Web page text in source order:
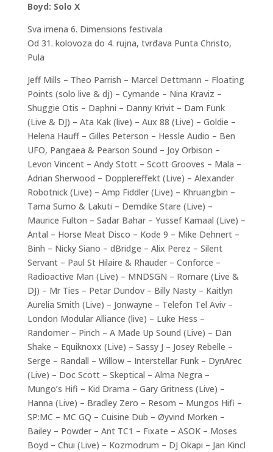
Boyd: Solo X
Sva imena 6. Dimensions festivala
Od 31. kolovoza do 4. rujna, tvrđava Punta Christo,
Pula
Jeff Mills – Theo Parrish – Marcel Dettmann – Floating
Points (solo live & dj) – Cymande – Nina Kraviz –
Shuggie Otis – Daphni – Danny Krivit – Dam Funk
(Live & DJ) – Ata Kak (live) – Aux 88 (Live) – Goldie –
Helena Hauff – Gilles Peterson – Hessle Audio – Ben
UFO, Pangaea & Pearson Sound – Joy Orbison –
Levon Vincent – Andy Stott – Scott Grooves – Mala –
Adrian Sherwood – Dopplereffekt (Live) – Alexander
Robotnick (Live) – Amp Fiddler (Live) – Khruangbin –
Tama Sumo & Lakuti – Demdike Stare (Live) –
Maurice Fulton – Sadar Bahar – Yussef Kamaal (Live) –
Antal – Horse Meat Disco – Kode 9 – Mike Dehnert –
Binh – Nicky Siano – dBridge – Alix Perez – Silent
Servant – Paul St Hilaire & Rhauder – Conforce –
Radioactive Man (Live) – MNDSGN – Romare (Live &
DJ) – Mr Ties – Petar Dundov – Billy Nasty – Kaitlyn
Aurelia Smith (Live) – Jonwayne – Telefon Tel Aviv –
London Modular Alliance (live) – Luke Hess –
Randomer – Pinch – A Made Up Sound (Live) – Dan
Shake – Equiknoxx (Live) – Sassy J – Josey Rebelle –
Serge – Randall – Willow – Interstellar Funk – DynArec
(Live) – Doc Scott – Skeptical – Alma Negra –
Mungo’s Hifi – Kid Drama – Gary Gritness (Live) –
Hanna (Live) – Bradley Zero – Resom – Mungos Hifi –
SP:MC – MC GQ – Cuisine Dub – Øyvind Morken –
Bailey – Powder – Ant TC1 – Fixate – ASOK – Moses
Boyd – Chui (Live) – Kozmodrum – DJ Okapi – Jan Kincl